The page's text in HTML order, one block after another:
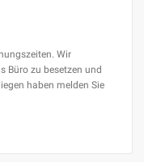
Wir
Büro zu besetzen und
haben melden Sie